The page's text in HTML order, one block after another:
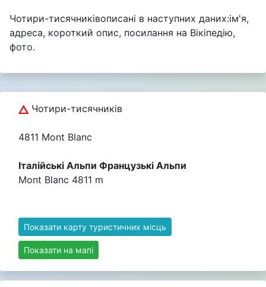
Чотири-тисячниківописані в наступних даних:ім'я,
адреса, короткий опис, посилання на Вікіпедію,
фото.
Чотири-тисячників
4811 Mont Blanc
Італійські Альпи Французькі Альпи
Mont Blanc 4811 m
Показати карту туристичних місць
Показати на мапі